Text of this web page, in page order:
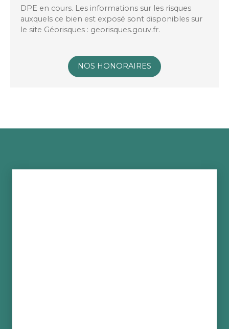
DPE en cours. Les informations sur les risques
auxquels ce bien est exposé sont disponibles sur
le site Géorisques : georisques.gouv.fr.
NOS HONORAIRES